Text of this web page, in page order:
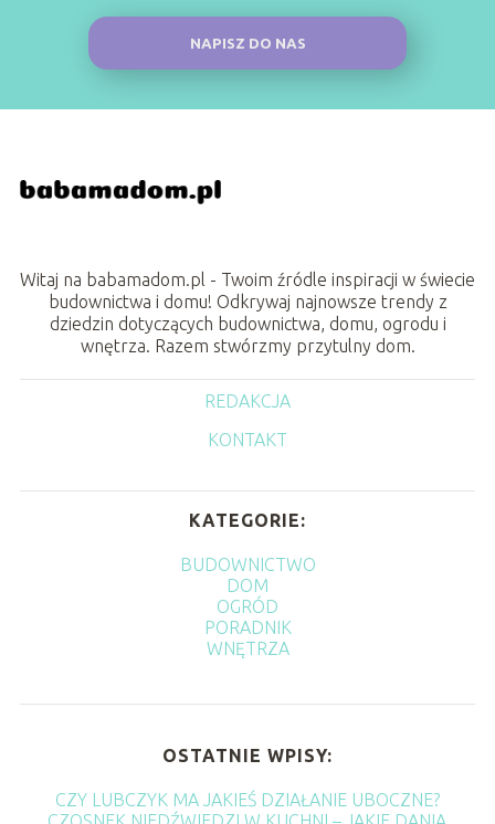
NAPISZ DO NAS
Witaj na babamadom.pl - Twoim źródle inspiracji w świecie
budownictwa i domu! Odkrywaj najnowsze trendy z
dziedzin dotyczących budownictwa, domu, ogrodu i
wnętrza. Razem stwórzmy przytulny dom.
REDAKCJA
KONTAKT
KATEGORIE:
BUDOWNICTWO
DOM
OGRÓD
PORADNIK
WNĘTRZA
OSTATNIE WPISY:
CZY LUBCZYK MA JAKIEŚ DZIAŁANIE UBOCZNE?